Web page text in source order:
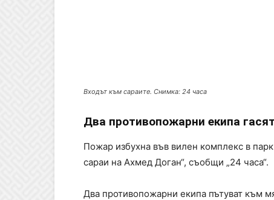
Входът към сараите. Снимка: 24 часа
Два противопожарни екипа
Пожар избухна във вилен комплекс в
сараи на Ахмед Доган“, съобщи „24 часа“.
Два противопожарни екипа пътуват към